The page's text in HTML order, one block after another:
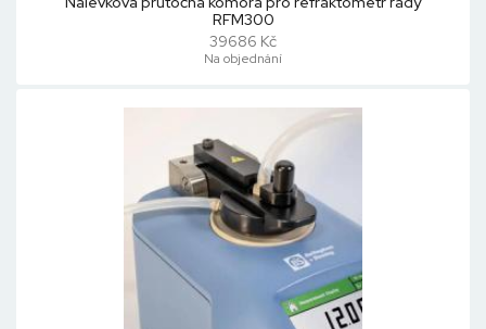
RFM300
39686 Kč
Na objednání